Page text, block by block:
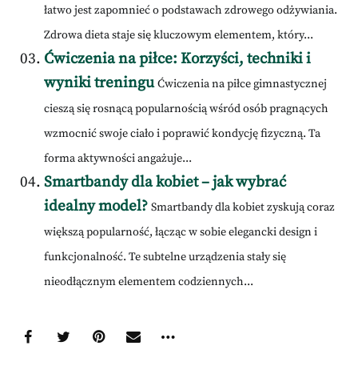
łatwo jest zapomnieć o podstawach zdrowego odżywiania.
Zdrowa dieta staje się kluczowym elementem, który...
Ćwiczenia na piłce: Korzyści, techniki i
wyniki treningu Ćwiczenia na piłce gimnastycznej
cieszą się rosnącą popularnością wśród osób pragnących
wzmocnić swoje ciało i poprawić kondycję fizyczną. Ta
forma aktywności angażuje...
Smartbandy dla kobiet – jak wybrać
idealny model? Smartbandy dla kobiet zyskują coraz
większą popularność, łącząc w sobie elegancki design i
funkcjonalność. Te subtelne urządzenia stały się
nieodłącznym elementem codziennych...